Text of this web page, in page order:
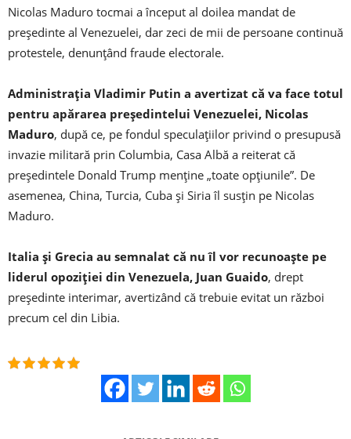
Nicolas Maduro tocmai a început al doilea mandat de
preşedinte al Venezuelei, dar zeci de mii de persoane continuă
protestele, denunţând fraude electorale.
Administraţia Vladimir Putin a avertizat că va face totul
pentru apărarea preşedintelui Venezuelei, Nicolas
Maduro, după ce, pe fondul speculaţiilor privind o presupusă
invazie militară prin Columbia, Casa Albă a reiterat că
preşedintele Donald Trump menţine „toate opţiunile”. De
asemenea, China, Turcia, Cuba şi Siria îl susţin pe Nicolas
Maduro.
Italia şi Grecia au semnalat că nu îl vor recunoaşte pe
liderul opoziţiei din Venezuela, Juan Guaido, drept
preşedinte interimar, avertizând că trebuie evitat un război
precum cel din Libia.